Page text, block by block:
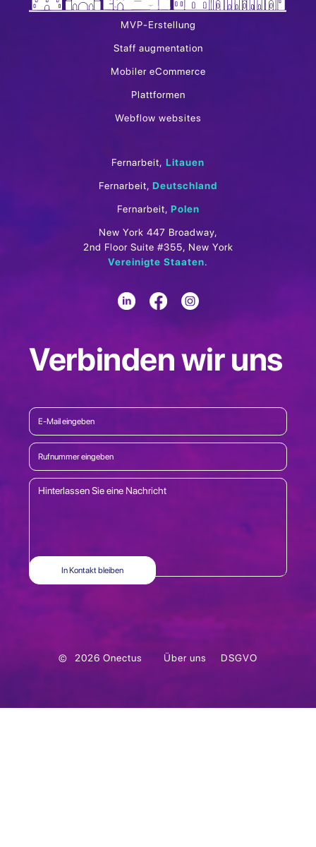
MVP-Erstellung
Staff augmentation
Mobiler eCommerce
Plattformen
Webflow websites
Fernarbeit, Litauen
Fernarbeit, Deutschland
Fernarbeit, Polen
New York 447 Broadway,
2nd Floor Suite #355, New York
Vereinigte Staaten.
Verbinden wir uns
© 2026 Onectus Über uns DSGVO